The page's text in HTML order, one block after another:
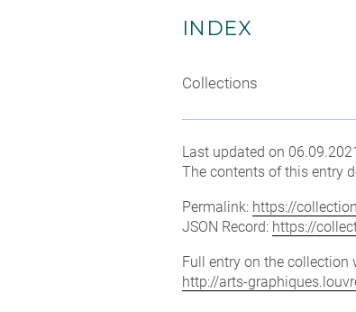
INDEX
Collections
Last updated on
The contents of this entry
Permalink: https://
JSON Record: https://
Full entry on the collection
http://arts-